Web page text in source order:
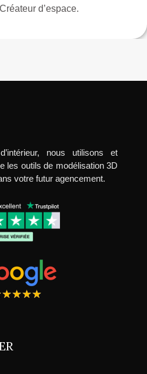
d’espace.
nous utilisons et
les outils de modélisation 3D
votre futur agencement.
★★★★